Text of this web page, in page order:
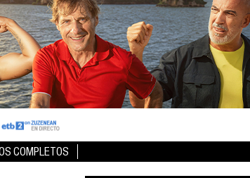
COMPLETOS